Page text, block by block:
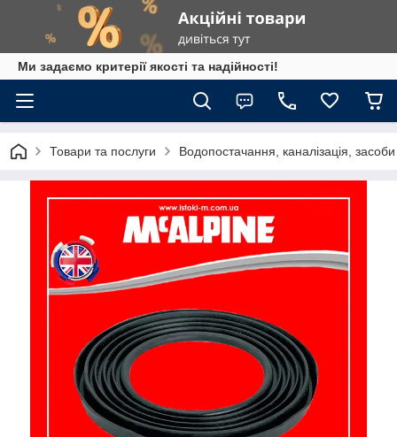
Ми задаємо критерії якості та надійності!
Товари та послуги Водопостачання, каналізація,